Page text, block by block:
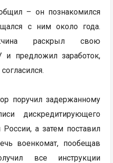
– он познакомился
с ним около года.
раскрыл свою
и предложил заработок,
поручил задержанному
дискредитирующего
а затем поставил
военкомат, пообещав
все инструкции